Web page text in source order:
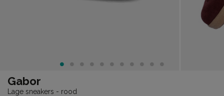
Gabor
Lage sneakers - rood